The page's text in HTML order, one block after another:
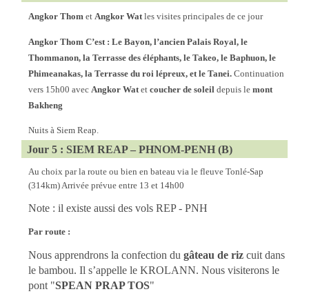
Angkor Thom etAngkor Watles visites principales de ce jour
Angkor Thom C’est : Le Bayon, l’ancien Palais Royal, le
Thommanon, la Terrasse des éléphants, le Takeo, le Baphuon, le
Phimeanakas, la Terrasse du roi lépreux, et le Tanei.Continuation
vers 15h00 avecAngkor Watet coucher de soleildepuis le mont
Bakheng
Nuits à Siem Reap.
Jour 5 : SIEM REAP – PHNOM-PENH (B)
Au choix par la route ou bien en bateau via le fleuve Tonlé-Sap
(314km) Arrivée prévue entre 13 et 14h00
Note : il existe aussi des vols REP - PNH
Par route :
Nous apprendrons la confection dugâteau de riz cuit dans
le bambou. Il s’appelle le KROLANN. Nous visiterons le
pont "SPEAN PRAP TOS"